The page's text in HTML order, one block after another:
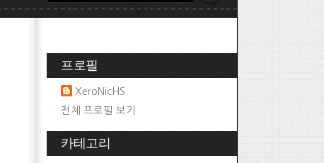
프로필
XeroNicHS
전체 프로필 보기
카테고리